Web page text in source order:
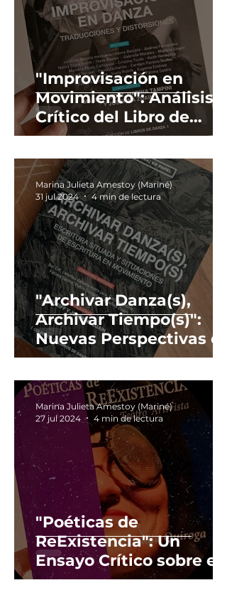
"Improvisación en
Movimiento": Análisis
Crítico del Libro de
2(DA) En Papel Editora.
"Archivar Danza(s),
Archivar Tiempo(s)":
Nuevas Perspectivas en
la Documentación de la
Danza.
Marina Julieta Amestoy (Mariné)
31 jul 2024
4 min de lectura
"Poéticas de
ReExistencia": Un
Ensayo Crítico sobre el
Teatro Artivista.
Marina Julieta Amestoy (Mariné)
27 jul 2024
4 min de lectura